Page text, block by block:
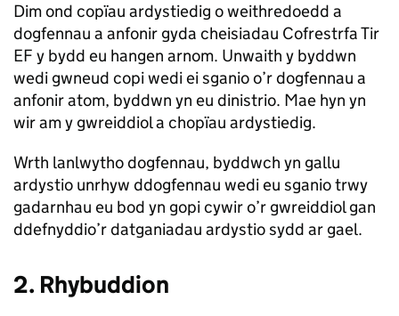
Dim ond copïau ardystiedig o weithredoedd a
dogfennau a anfonir gyda cheisiadau Cofrestrfa Tir
EF y bydd eu hangen arnom. Unwaith y byddwn
wedi gwneud copi wedi ei sganio o’r dogfennau a
anfonir atom, byddwn yn eu dinistrio. Mae hyn yn
wir am y gwreiddiol a chopïau ardystiedig.
Wrth lanlwytho dogfennau, byddwch yn gallu
ardystio unrhyw ddogfennau wedi eu sganio trwy
gadarnhau eu bod yn gopi cywir o’r gwreiddiol gan
ddefnyddio’r datganiadau ardystio sydd ar gael.
2. Rhybuddion